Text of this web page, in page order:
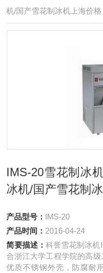
机/国产雪花制冰机上海价格
IMS-20雪花制冰
冰机/国产雪花制
产品型号：
IMS-20
产品时间： 2016-04-24
简要描述： 科誉雪花制冰机
合浙江大学工程学院的高
优质不锈钢外壳，防腐耐